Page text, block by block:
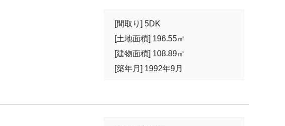
[間取り] 5DK
[土地面積] 196.55㎡
[建物面積] 108.89㎡
[築年月] 1992年9月